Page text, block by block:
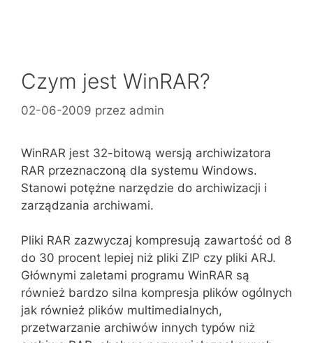
Czym jest WinRAR?
02-06-2009 przez admin
WinRAR jest 32-bitową wersją archiwizatora
RAR przeznaczoną dla systemu Windows.
Stanowi potężne narzędzie do archiwizacji i
zarządzania archiwami.
Pliki RAR zazwyczaj kompresują zawartość od 8
do 30 procent lepiej niż pliki ZIP czy pliki ARJ.
Głównymi zaletami programu WinRAR są
również bardzo silna kompresja plików ogólnych
jak również plików multimedialnych,
przetwarzanie archiwów innych typów niż